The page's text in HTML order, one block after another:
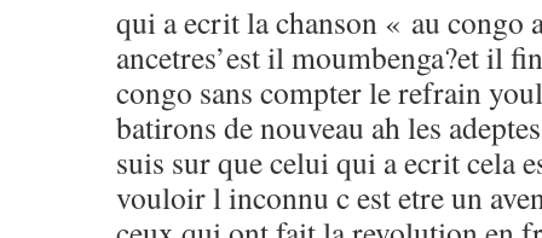
qui a ecrit la chanson « au congo
ancetres’est il moumbenga?et il
congo sans compter le refrain
batirons de nouveau ah les
suis sur que celui qui a ecrit cela
vouloir l inconnu c est etre un